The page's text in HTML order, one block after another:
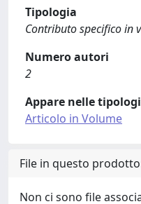
Tipologia
Contributo specifico in
Numero autori
2
Appare nelle
Articolo in Volume
File in questo
Non ci sono file